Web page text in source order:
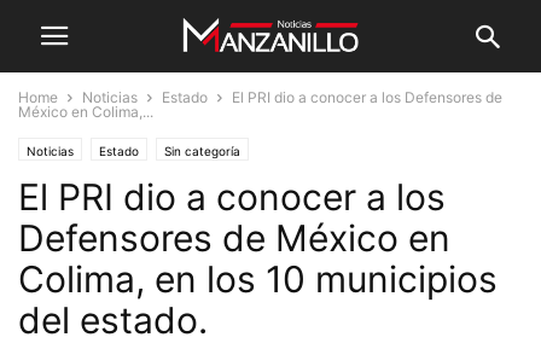
Home Noticias Estado
El PRI dio a conocer a los Defensores de
México en Colima,...
Noticias Estado Sin categoría
El PRI dio a conocer a los
Defensores de México en
Colima, en los 10 municipios
del estado.